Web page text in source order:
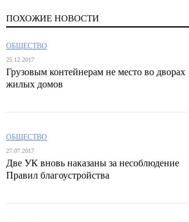
ПОХОЖИЕ НОВОСТИ
ОБЩЕСТВО
25.12.2017
Грузовым контейнерам не место во дворах
жилых домов
ОБЩЕСТВО
27.07.2017
Две УК вновь наказаны за несоблюдение
Правил благоустройства